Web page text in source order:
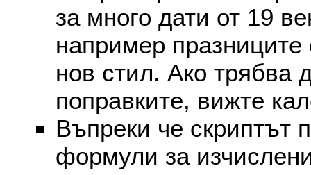
за много дати от 19
например празниците
нов стил. Ако трябва
поправките, вижте
Въпреки че скриптът
формули за